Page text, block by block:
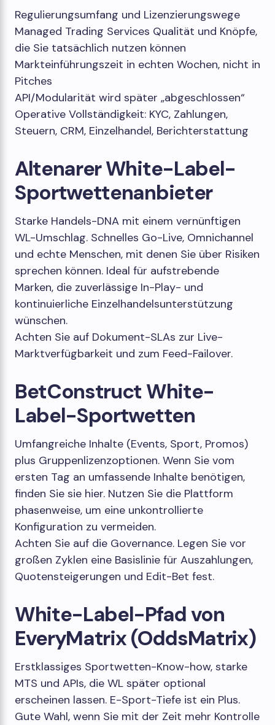
Regulierungsumfang und Lizenzierungswege
Managed Trading Services Qualität und Knöpfe,
die Sie tatsächlich nutzen können
Markteinführungszeit in echten Wochen, nicht in
Pitches
API/Modularität wird später „abgeschlossen“
Operative Vollständigkeit: KYC, Zahlungen,
Steuern, CRM, Einzelhandel, Berichterstattung
Altenarer White-Label-
Sportwettenanbieter
Starke Handels-DNA mit einem vernünftigen
WL-Umschlag. Schnelles Go-Live, Omnichannel
und echte Menschen, mit denen Sie über Risiken
sprechen können. Ideal für aufstrebende
Marken, die zuverlässige In-Play- und
kontinuierliche Einzelhandelsunterstützung
wünschen.
Achten Sie auf Dokument-SLAs zur Live-
Marktverfügbarkeit und zum Feed-Failover.
BetConstruct White-
Label-Sportwetten
Umfangreiche Inhalte (Events, Sport, Promos)
plus Gruppenlizenzoptionen. Wenn Sie vom
ersten Tag an umfassende Inhalte benötigen,
finden Sie sie hier. Nutzen Sie die Plattform
phasenweise, um eine unkontrollierte
Konfiguration zu vermeiden.
Achten Sie auf die Governance. Legen Sie vor
großen Zyklen eine Basislinie für Auszahlungen,
Quotensteigerungen und Edit-Bet fest.
White-Label-Pfad von
EveryMatrix (OddsMatrix)
Erstklassiges Sportwetten-Know-how, starke
MTS und APIs, die WL später optional
erscheinen lassen. E-Sport-Tiefe ist ein Plus.
Gute Wahl, wenn Sie mit der Zeit mehr Kontrolle